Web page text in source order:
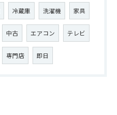
冷蔵庫 洗濯機 家具
中古 エアコン テレビ
専門店 即日